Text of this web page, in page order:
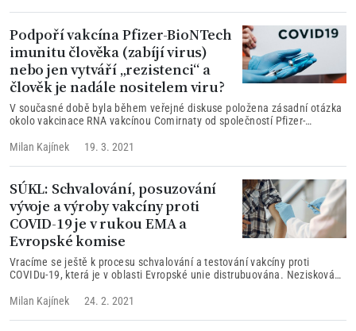
agentura (EMA) na svých stránkách. Na základě
čeho někdo tvrdí, že vakcína je řešením pro
ukončení šíření epidemie?
Podpoří vakcína Pfizer-BioNTech
imunitu člověka (zabíjí virus)
nebo jen vytváří „rezistenci“ a
člověk je nadále nositelem viru?
V současné době byla během veřejné diskuse položena zásadní otázka
okolo vakcinace RNA vakcínou Comirnaty od společností Pfizer-
výrobu protilátek a tělo tak virus zabije nebo vakcína přeprogramuje
Milan Kajínek 19. 3. 2021
SÚKL: Schvalování, posuzování
vývoje a výroby vakcíny proti
COVID-19 je v rukou EMA a
Evropské komise
Vracíme se ještě k procesu schvalování a testování vakcíny proti
COVIDu-19, která je v oblasti Evropské unie distrubuována. Nezisková
kontrolu léčiv (SÚKL) ohledně rozšiřované vakcíny. Odpovědi SÚKLu,
Milan Kajínek 24. 2. 2021